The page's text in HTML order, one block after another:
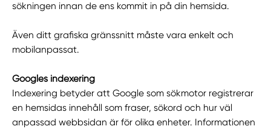
sökningen innan de ens kommit in på din hemsida.
Även ditt grafiska gränssnitt måste vara enkelt och
mobilanpassat.
Googles indexering
Indexering betyder att Google som sökmotor registrerar
en hemsidas innehåll som fraser, sökord och hur väl
anpassad webbsidan är för olika enheter. Informationen